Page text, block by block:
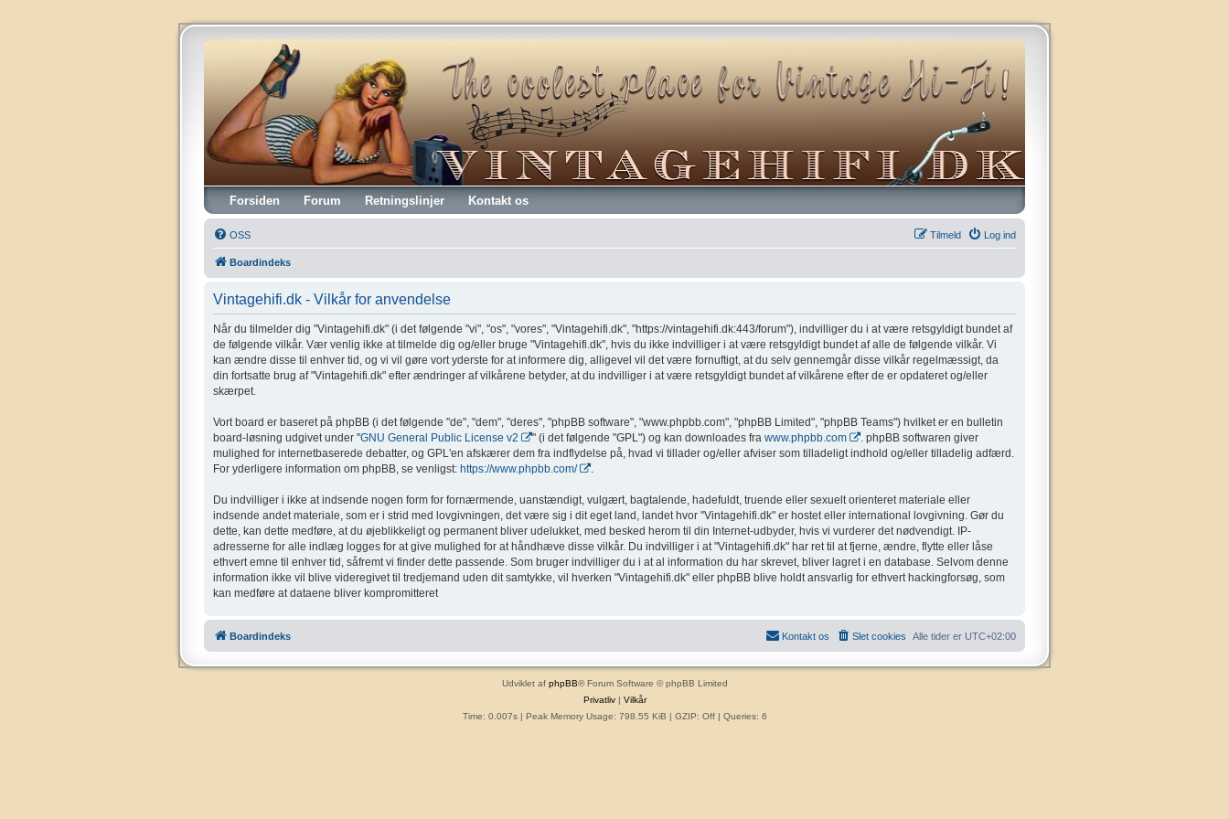
Vintagehifi.dk
Forsiden Forum Retningslinjer Kontakt os
OSS Log ind
Tilmeld
Boardindeks
Vintagehifi.dk - Vilkår for anvendelse
Når du tilmelder dig "Vintagehifi.dk" (i det følgende "vi", "os", "vores", "Vintagehifi.dk", "https://vintagehifi.dk:443/forum"), indvilliger du i at være retsgyldigt bundet af
de følgende vilkår. Vær venlig ikke at tilmelde dig og/eller bruge "Vintagehifi.dk", hvis du ikke indvilliger i at være retsgyldigt bundet af alle de følgende vilkår. Vi
kan ændre disse til enhver tid, og vi vil gøre vort yderste for at informere dig, alligevel vil det være fornuftigt, at du selv gennemgår disse vilkår regelmæssigt, da
din fortsatte brug af "Vintagehifi.dk" efter ændringer af vilkårene betyder, at du indvilliger i at være retsgyldigt bundet af vilkårene efter de er opdateret og/eller
skærpet.
Vort board er baseret på phpBB (i det følgende "de", "dem", "deres", "phpBB software", "www.phpbb.com", "phpBB Limited", "phpBB Teams") hvilket er en bulletin
board-løsning udgivet under "GNU General Public License v2 " (i det følgende "GPL") og kan downloades fra www.phpbb.com
. phpBB softwaren giver
mulighed for internetbaserede debatter, og GPL'en afskærer dem fra indflydelse på, hvad vi tillader og/eller afviser som tilladeligt indhold og/eller tilladelig adfærd.
For yderligere information om phpBB, se venligst: https://www.phpbb.com/ .
Du indvilliger i ikke at indsende nogen form for fornærmende, uanstændigt, vulgært, bagtalende, hadefuldt, truende eller sexuelt orienteret materiale eller
indsende andet materiale, som er i strid med lovgivningen, det være sig i dit eget land, landet hvor "Vintagehifi.dk" er hostet eller international lovgivning. Gør du
dette, kan dette medføre, at du øjeblikkeligt og permanent bliver udelukket, med besked herom til din Internet-udbyder, hvis vi vurderer det nødvendigt. IP-
adresserne for alle indlæg logges for at give mulighed for at håndhæve disse vilkår. Du indvilliger i at "Vintagehifi.dk" har ret til at fjerne, ændre, flytte eller låse
ethvert emne til enhver tid, såfremt vi finder dette passende. Som bruger indvilliger du i at al information du har skrevet, bliver lagret i en database. Selvom denne
information ikke vil blive videregivet til tredjemand uden dit samtykke, vil hverken "Vintagehifi.dk" eller phpBB blive holdt ansvarlig for ethvert hackingforsøg, som
kan medføre at dataene bliver kompromitteret
Boardindeks Alle tider er UTC+02:00
Slet cookies
Kontakt os
Udviklet af phpBB® Forum Software © phpBB Limited
Privatliv| Vilkår
Time: 0.007s| Peak Memory Usage: 798.55 KiB | GZIP: Off | Queries: 6